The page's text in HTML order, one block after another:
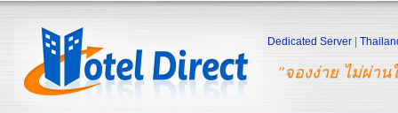
"จองง่าย ไม่ผ่าน
Dedicated Server